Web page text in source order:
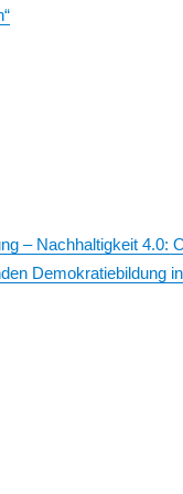
– Nachhaltigkeit 4.0:
Demokratiebildung